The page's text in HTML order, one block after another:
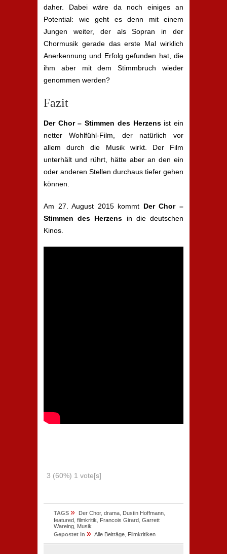
daher. Dabei wäre da noch einiges an
Potential: wie geht es denn mit einem
Jungen weiter, der als Sopran in der
Chormusik gerade das erste Mal wirklich
Anerkennung und Erfolg gefunden hat, die
ihm aber mit dem Stimmbruch wieder
genommen werden?
Fazit
Der Chor – Stimmen des Herzensist ein
netter Wohlfühl-Film, der natürlich vor
allem durch die Musik wirkt. Der Film
unterhält und rührt, hätte aber an den ein
oder anderen Stellen durchaus tiefer gehen
können.
Am 27. August 2015 kommt Der Chor –
Stimmen des Herzens in die deutschen
Kinos.
3 (60%) 1 vote[s]
TAGS » Der Chor, drama Dustin Hoffmann
featured filmkritik Francois Girard Garrett
Wareing Musik
Gepostet in » Alle Beiträge Filmkritiken